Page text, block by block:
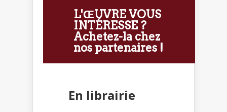
L'ŒUVRE VOUS
INTÉRESSE ?
Achetez-la chez
nos partenaires !
En librairie